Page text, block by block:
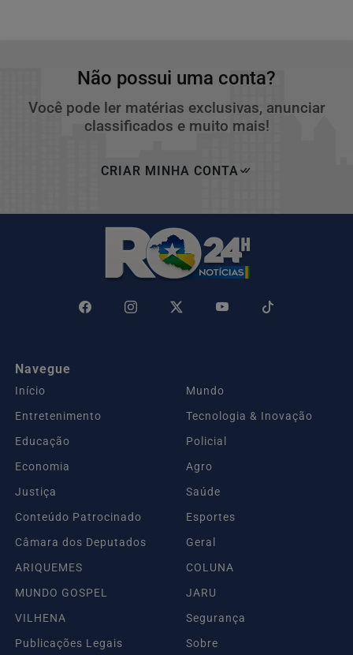
Não possui uma conta?
Você pode ler matérias exclusivas, anunciar
classificados e muito mais!
CRIAR MINHA CONTA
Navegue
Início
Mundo
Entretenimento
Tecnologia & Inovação
Educação
Policial
Economia
Agro
Justiça
Saúde
Conteúdo Patrocinado
Esportes
Câmara dos Deputados
Geral
ARIQUEMES
COLUNA
MUNDO GOSPEL
JARU
VILHENA
Segurança
Publicações Legais
Sobre